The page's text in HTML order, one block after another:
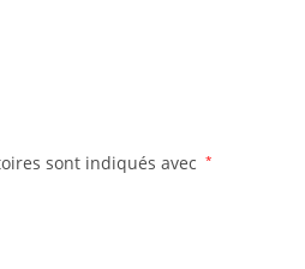
sont indiqués avec *